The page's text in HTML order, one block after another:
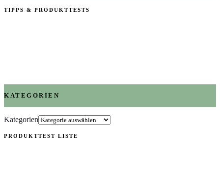
TIPPS & PRODUKTTESTS
KATEGORIEN
Kategorien
PRODUKTTEST LISTE